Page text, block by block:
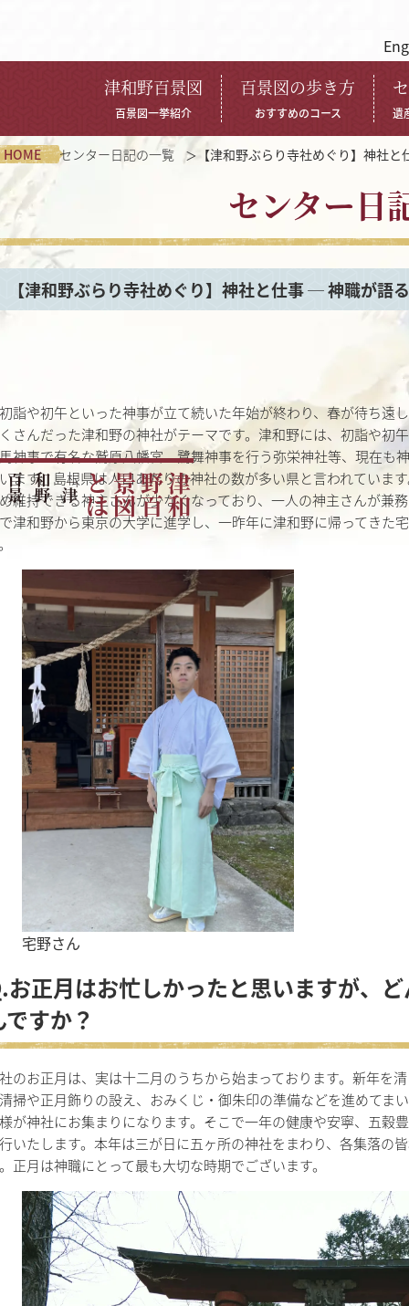
津
和
野
百
景
図
と
は
「
津
和
野
百
景
図
」
を
読
み
解
津和野百景図
百景図一挙紹介
百景図の歩き方
おすすめのコース 遺
HOME センター日記の一覧 【津和野ぶらり寺社めぐり】神社
センター日
【津和野ぶらり寺社めぐり】神社と仕事 ─ 神職が語
初詣や初午といった神事が立て続いた年始が終わり、春が待ち遠
さんだった津和野の神社がテーマです。津和野には、初詣や初
神事で有名な鷲原八幡宮、鷺舞神事を行う弥栄神社等、現在も
ます。島根県は人口あたりの神社の数が多い県と言われていま
維持できる神主さんが少なくなっており、一人の神主さんが兼
津和野から東京の大学に進学し、一昨年に津和野に帰ってきた
宅野さん
お正月はお忙しかったと思いますが、
ですか？
のお正月は、実は十二月のうちから始まっております。新年を
掃や正月飾りの設え、おみくじ・御朱印の準備などを進めてま
が神社にお集まりになります。そこで一年の健康や安寧、五穀
いたします。本年は三が日に五ヶ所の神社をまわり、各集落の
正月は神職にとって最も大切な時期でございます。